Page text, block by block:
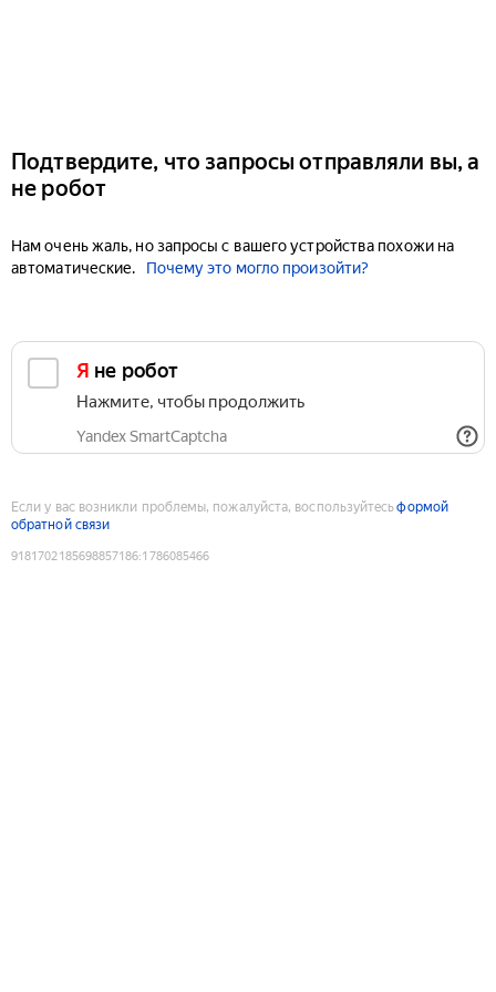
Подтвердите, что запросы отправляли вы, а
не робот
Нам очень жаль, но запросы с вашего устройства похожи на
автоматические.
Почему это могло произойти?
Я не робот
Нажмите, чтобы продолжить
Yandex SmartCaptcha
Если у вас возникли проблемы, пожалуйста, воспользуйтесьформой
обратной связи
9181702185698857186:1786085466